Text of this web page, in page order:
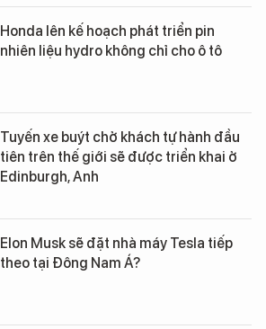
Honda lên kế hoạch phát triển pin
nhiên liệu hydro không chỉ cho ô tô
Tuyến xe buýt chở khách tự hành đầu
tiên trên thế giới sẽ được triển khai ở
Edinburgh, Anh
Elon Musk sẽ đặt nhà máy Tesla tiếp
theo tại Đông Nam Á?